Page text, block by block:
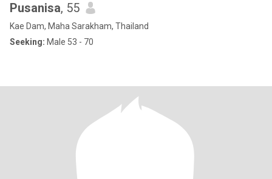
Pusanisa, 55
Kae Dam, Maha Sarakham, Thailand
Seeking: Male 53 - 70